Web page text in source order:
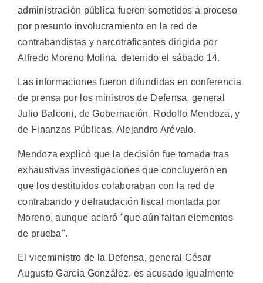
administración pública fueron sometidos a proceso
por presunto involucramiento en la red de
contrabandistas y narcotraficantes dirigida por
Alfredo Moreno Molina, detenido el sábado 14.
Las informaciones fueron difundidas en conferencia
de prensa por los ministros de Defensa, general
Julio Balconi, de Gobernación, Rodolfo Mendoza, y
de Finanzas Públicas, Alejandro Arévalo.
Mendoza explicó que la decisión fue tomada tras
exhaustivas investigaciones que concluyeron en
que los destituidos colaboraban con la red de
contrabando y defraudación fiscal montada por
Moreno, aunque aclaró "que aún faltan elementos
de prueba".
El viceministro de la Defensa, general César
Augusto García González, es acusado igualmente